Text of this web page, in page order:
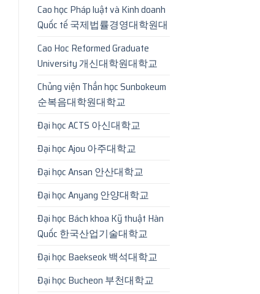
Cao học Pháp luật và Kinh doanh
Quốc tế 국제법률경영대학원대
Cao Hoc Reformed Graduate
University 개신대학원대학교
Chủng viện Thần học Sunbokeum
순복음대학원대학교
Đại học ACTS 아신대학교
Đại học Ajou 아주대학교
Đại học Ansan 안산대학교
Đại học Anyang 안양대학교
Đại học Bách khoa Kỹ thuật Hàn
Quốc 한국산업기술대학교
Đại học Baekseok 백석대학교
Đại học Bucheon 부천대학교